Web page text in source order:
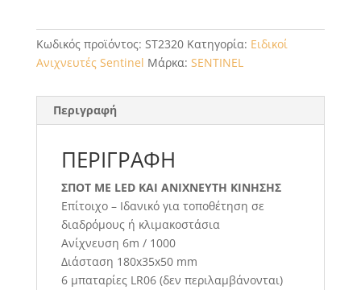
Κωδικός προϊόντος: ST2320 Κατηγορία: Ειδικοί
Ανιχνευτές Sentinel Μάρκα: SENTINEL
Περιγραφή
ΠΕΡΙΓΡΑΦΉ
ΣΠΟΤ ΜΕ LED ΚΑΙ ΑΝΙΧΝΕΥΤΗ ΚΙΝΗΣΗΣ
Επίτοιχο – Ιδανικό για τοποθέτηση σε
διαδρόμους ή κλιμακοστάσια
Ανίχνευση 6m / 1000
Διάσταση 180x35x50 mm
6 μπαταρίες LR06 (δεν περιλαμβάνονται)